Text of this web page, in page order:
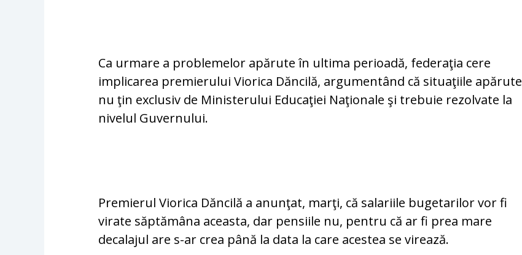
Ca urmare a problemelor apărute în ultima perioadă, federaţia cere
implicarea premierului Viorica Dăncilă, argumentând că situaţiile apărute
nu ţin exclusiv de Ministerului Educaţiei Naţionale şi trebuie rezolvate la
nivelul Guvernului.
Premierul Viorica Dăncilă a anunţat, marţi, că salariile bugetarilor vor fi
virate săptămâna aceasta, dar pensiile nu, pentru că ar fi prea mare
decalajul are s-ar crea până la data la care acestea se virează.